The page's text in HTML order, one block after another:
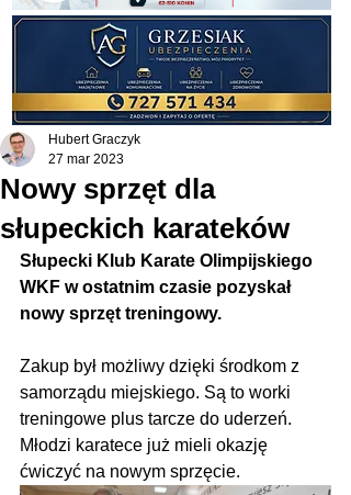
Nowy sprzęt dla
słupeckich karateków
Hubert Graczyk
27 mar 2023
Słupecki Klub Karate Olimpijskiego
WKF w ostatnim czasie pozyskał
nowy sprzęt treningowy.
Zakup był możliwy dzięki środkom z
samorządu miejskiego. Są to worki
treningowe plus tarcze do uderzeń.
Młodzi karatece już mieli okazję
ćwiczyć na nowym sprzęcie.